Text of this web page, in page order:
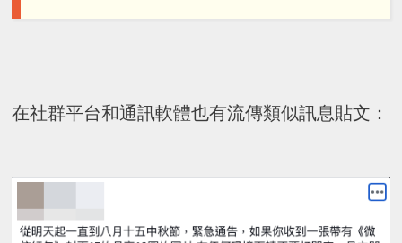
在社群平台和通訊軟體也有流傳類似訊息貼文：